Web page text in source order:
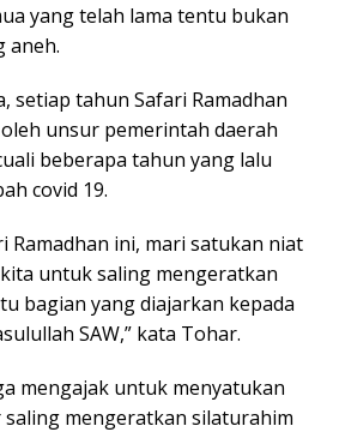
yang telah lama tentu bukan
aneh.
setiap tahun Safari Ramadhan
unsur pemerintah daerah
beberapa tahun yang lalu
covid 19.
Ramadhan ini, mari satukan niat
untuk saling mengeratkan
bagian yang diajarkan kepada
SAW,” kata Tohar.
mengajak untuk menyatukan
mengeratkan silaturahim